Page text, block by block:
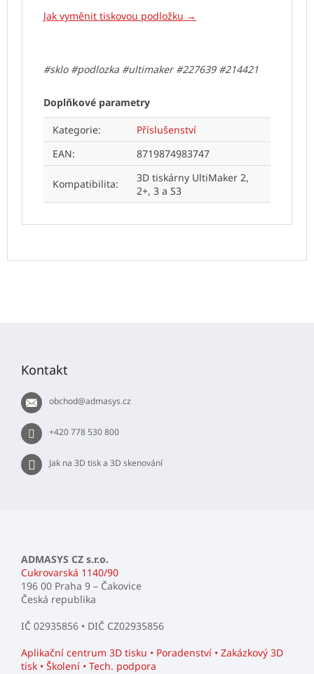
Jak vyměnit tiskovou podložku →
#sklo #podlozka #ultimaker #227639 #214421
Doplňkové parametry
Kategorie:
Příslušenství
EAN: 8719874983747
Kompatibilita:
3D tiskárny UltiMaker 2,
2+, 3 a S3
Kontakt
obchod@admasys.cz
+420 778 530 800
Jak na 3D tisk a 3D skenování
ADMASYS CZ s.r.o.
Cukrovarská 1140/90
196 00 Praha 9 – Čakovice
Česká republika
IČ 02935856 • DIČ CZ02935856
Aplikační centrum 3D tisku • Poradenství • Zakázkový 3D
tisk • Školení • Tech. podpora